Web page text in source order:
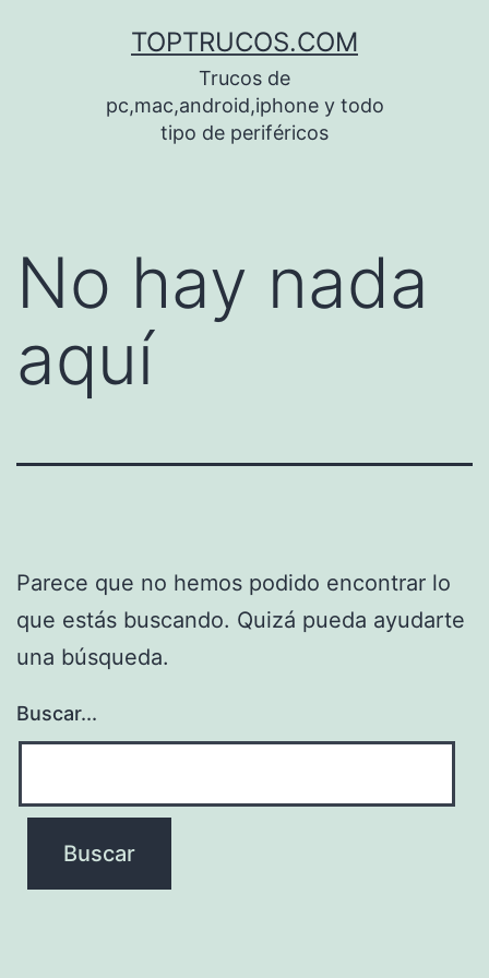
TOPTRUCOS.COM
Trucos de
pc,mac,android,iphone y todo
tipo de periféricos
No hay nada
aquí
Parece que no hemos podido encontrar lo
que estás buscando. Quizá pueda ayudarte
una búsqueda.
Buscar...